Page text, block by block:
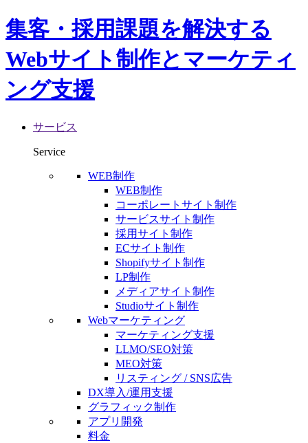
集客・採用課題を解決する
Webサイト制作とマーケティ
ング支援
サービス
Service
WEB制作
WEB制作
コーポレートサイト制作
サービスサイト制作
採用サイト制作
ECサイト制作
Shopifyサイト制作
LP制作
メディアサイト制作
Studioサイト制作
Webマーケティング
マーケティング支援
LLMO/SEO対策
MEO対策
リスティング / SNS広告
DX導入/運用支援
グラフィック制作
アプリ開発
料金